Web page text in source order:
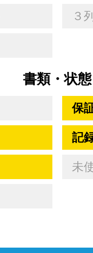
３
書類・状態
保
記
未